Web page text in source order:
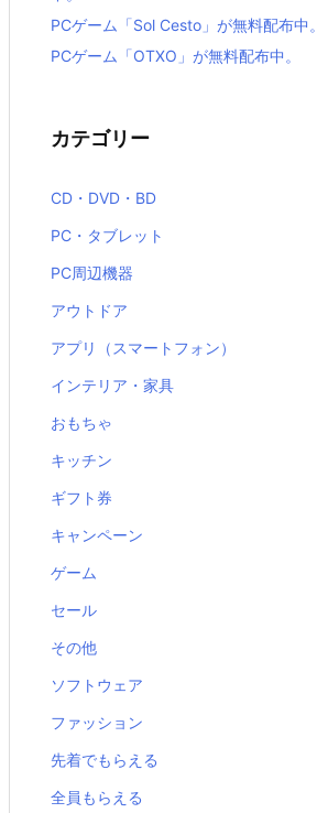
PCゲーム「Sol Cesto」が無料配布中。
PCゲーム「OTXO」が無料配布中。
カテゴリー
CD・DVD・BD
PC・タブレット
PC周辺機器
アウトドア
アプリ（スマートフォン）
インテリア・家具
おもちゃ
キッチン
ギフト券
キャンペーン
ゲーム
セール
その他
ソフトウェア
ファッション
先着でもらえる
全員もらえる